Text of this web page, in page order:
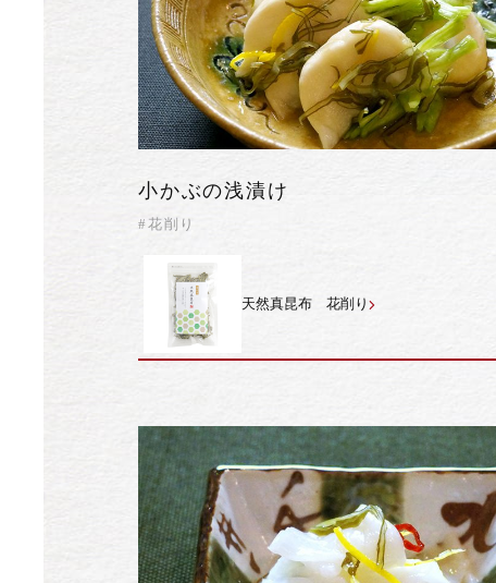
小かぶの浅漬け
#花削り
天然真昆布 花削り